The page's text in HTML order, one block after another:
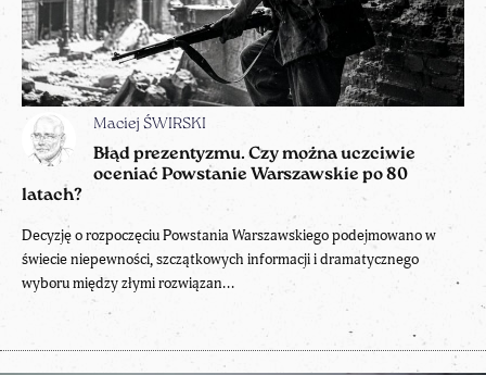
Maciej ŚWIRSKI
Błąd prezentyzmu. Czy można uczciwie
oceniać Powstanie Warszawskie po 80
latach?
Decyzję o rozpoczęciu Powstania Warszawskiego podejmowano w
świecie niepewności, szczątkowych informacji i dramatycznego
wyboru między złymi rozwiązan...